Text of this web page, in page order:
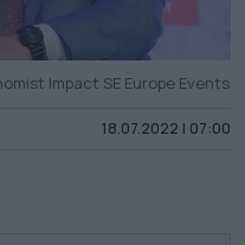
Impact SE Europe Events
18.07.2022 | 07:00